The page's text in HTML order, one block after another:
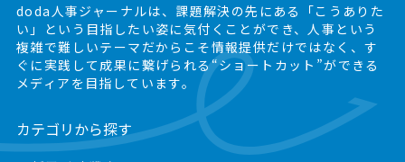
doda人事ジャーナルは、課題解決の先にある
「こうありた
い」という目指したい姿に気付くことができ、 人事という
複雑で難しいテーマだからこそ情報提供だけではなく、 す
ぐに実践して成果に繋げられる“ショートカット”ができる
メディアを目指しています。
カテゴリから探す